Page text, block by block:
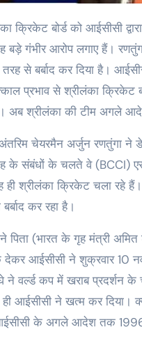
क्रिकेट बोर्ड को आईसीसी
बड़े गंभीर आरोप लगाए हैं।
तरह से बर्बाद कर दिया है।
प्रभाव से श्रीलंका क्रिकेट
है। अब श्रीलंका की टीम अगले
चेयरमैन अर्जुन रणतुंगा ने
के संबंधों के चलते वे
श्रीलंका क्रिकेट चला रहे
कर रहा है।
पिता (भारत के गृह मंत्री
देकर आईसीसी ने शुक्रवार
वर्ल्ड कप में खराब प्रदर्शन
आईसीसी ने खत्म कर दिया।
के अगले आदेश तक 1996